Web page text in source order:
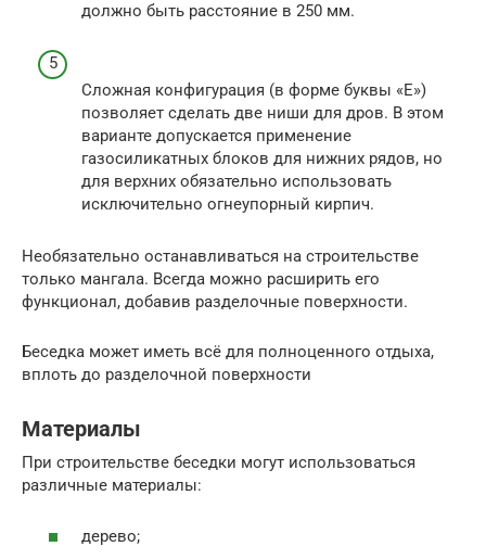
должно быть расстояние в 250 мм.
Сложная конфигурация (в форме буквы «Е»)
позволяет сделать две ниши для дров. В этом
варианте допускается применение
газосиликатных блоков для нижних рядов, но
для верхних обязательно использовать
исключительно огнеупорный кирпич.
Необязательно останавливаться на строительстве
только мангала. Всегда можно расширить его
функционал, добавив разделочные поверхности.
Беседка может иметь всё для полноценного отдыха,
вплоть до разделочной поверхности
Материалы
При строительстве беседки могут использоваться
различные материалы:
дерево;